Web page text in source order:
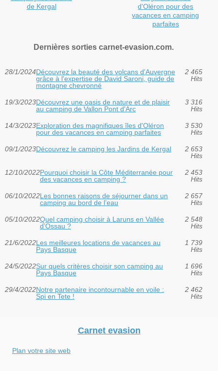
de Kergal
d'Oléron pour des
vacances en camping
parfaites
Dernières sorties carnet-evasion.com.
28/1/2024Découvrez la beauté des volcans d'Auvergne
grâce à l'expertise de David Saroni, guide de
montagne chevronné
2 465
Hits
19/3/2023Découvrez une oasis de nature et de plaisir
au camping de Vallon Pont d'Arc
3 316
Hits
14/3/2023Exploration des magnifiques îles d'Oléron
pour des vacances en camping parfaites
3 530
Hits
09/1/2023Découvrez le camping les Jardins de Kergal
2 653
Hits
12/10/2022Pourquoi choisir la Côte Méditerranée pour
des vacances en camping ?
2 453
Hits
06/10/2022Les bonnes raisons de séjourner dans un
camping au bord de l’eau
2 657
Hits
05/10/2022Quel camping choisir à Laruns en Vallée
d’Ossau ?
2 548
Hits
21/6/2022Les meilleures locations de vacances au
Pays Basque
1 739
Hits
24/5/2022Sur quels critères choisir son camping au
Pays Basque
1 696
Hits
29/4/2022Notre partenaire incontournable en voile :
Spi en Tete !
2 462
Hits
Carnet evasion
Plan votre site web